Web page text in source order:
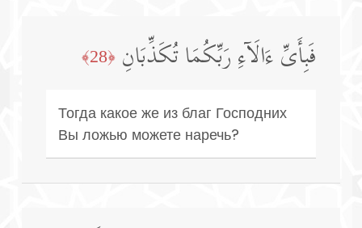
فَبِأَیِّ ءَالَاۤءِ رَبِّكُمَا تُكَذِّبَانِ ﴿28﴾
Тогда какое же из благ Господних
Вы ложью можете наречь?